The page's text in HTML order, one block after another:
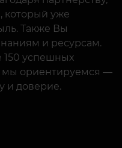
Также Вы
и ресурсам.
успешных
мы ориентируемся —
и доверие.